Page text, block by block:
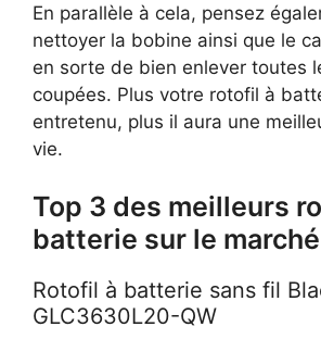
En parallèle à cela, pensez
nettoyer la bobine ainsi que le
en sorte de bien enlever toutes
coupées. Plus votre rotofil à
entretenu, plus il aura une
vie.
Top 3 des meilleurs
batterie sur le marché
Rotofil à batterie sans fil
GLC3630L20-QW